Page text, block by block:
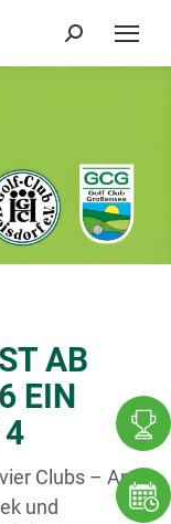
Search:
AB
EIN
Clubs – Am
und